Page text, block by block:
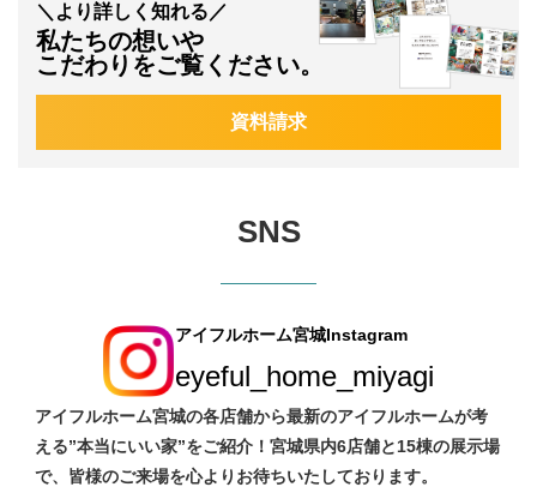
＼より詳しく知れる／
私たちの想いや
こだわりをご覧ください。
資料請求
SNS
アイフルホーム宮城Instagram
eyeful_home_miyagi
アイフルホーム宮城の各店舗から最新のアイフルホームが考
える”本当にいい家”をご紹介！宮城県内6店舗と15棟の展示場
で、皆様のご来場を心よりお待ちいたしております。